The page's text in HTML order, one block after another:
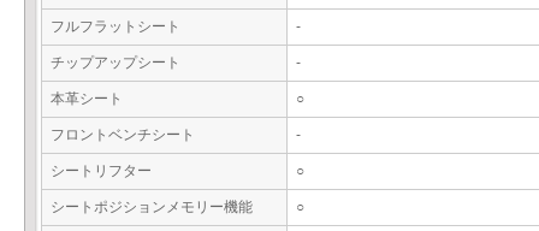
フルフラットシート -
チップアップシート -
本革シート ○
フロントベンチシート -
シートリフター ○
シートポジションメモリー機能 ○